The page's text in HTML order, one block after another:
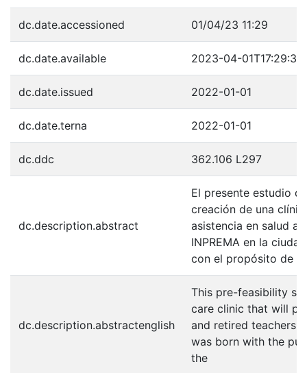
dc.date.accessioned 01/04/23 11:29
dc.date.available 2023-04-
dc.date.issued 2022-01-01
dc.date.terna 2022-01-01
dc.ddc 362.106 L297
dc.description.abstract
El presente estudio
creación de una
asistencia en salud a
INPREMA en la
con el propósito de
dc.description.abstractenglish
This pre-feasibility
care clinic that will
and retired teachers
was born with the
the